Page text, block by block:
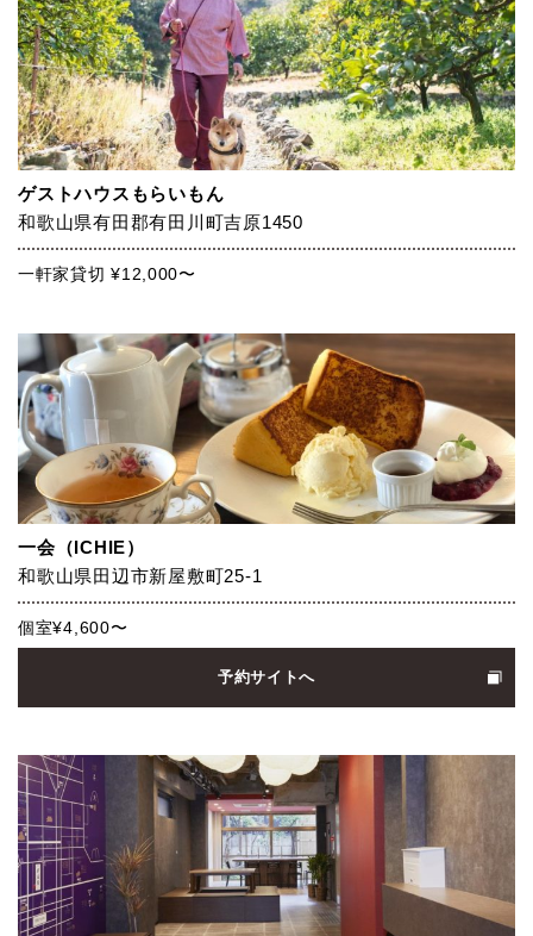
ゲストハウスもらいもん
和歌山県有田郡有田川町吉原1450
一軒家貸切 ¥12,000〜
一会（ICHIE）
和歌山県田辺市新屋敷町25-1
個室¥4,600〜
予約サイトへ